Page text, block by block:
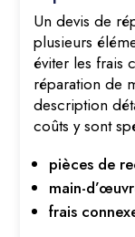
Un devis de
plusieurs
éviter les frais
réparation de
description
coûts y sont
pièces de
main-
frais